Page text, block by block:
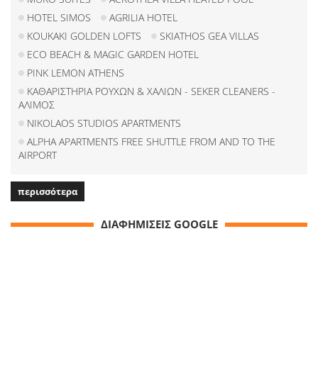
HOTEL SIMOS
AGRILIA HOTEL
KOUKAKI GOLDEN LOFTS
SKIATHOS GEA VILLAS
ECO BEACH & MAGIC GARDEN HOTEL
PINK LEMON ATHENS
ΚΑΘΑΡΙΣΤΗΡΙΑ ΡΟΥΧΩΝ & ΧΑΛΙΩΝ - SEKER CLEANERS -
ΑΛΙΜΟΣ
NIKOLAOS STUDIOS APARTMENTS
ALPHA APARTMENTS FREE SHUTTLE FROM AND TO THE
AIRPORT
περισσότερα
ΔΙΑΦΗΜΙΣΕΙΣ GOOGLE